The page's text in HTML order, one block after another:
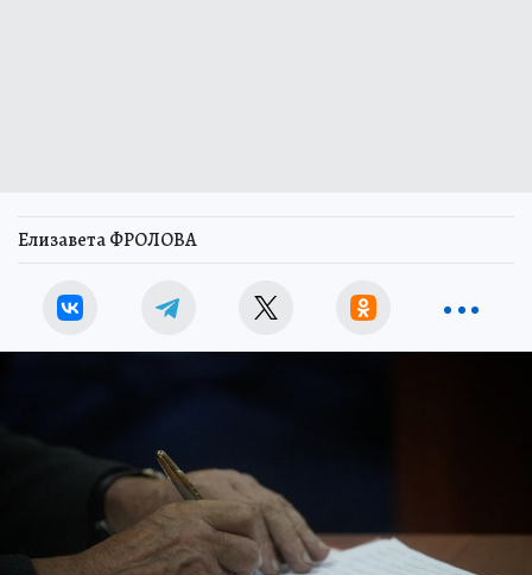
Елизавета ФРОЛОВА